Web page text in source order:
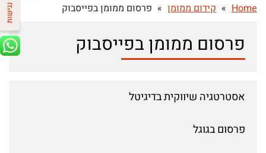
Home
» קידום ממומן » פרסום ממומן בפייסבוק
פרסום ממומן בפייסבוק
אסטרטגיה שיווקית בדיגיטל
פרסום בגוגל